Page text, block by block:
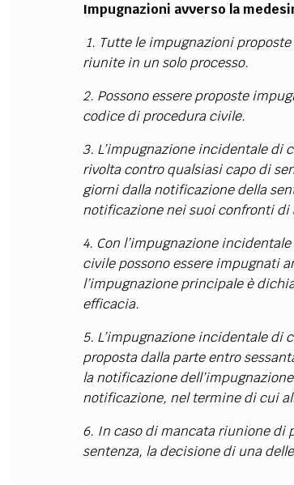
Impugnazioni avverso la
1. Tutte le impugnazioni
riunite in un solo processo.
2. Possono essere proposte
codice di procedura civile.
3. L’impugnazione incidentale di
rivolta contro qualsiasi capo di
giorni dalla notificazione della
notificazione nei suoi confronti di
4. Con l’impugnazione
civile possono essere impugnati
l’impugnazione principale è
efficacia.
5. L’impugnazione incidentale di
proposta dalla parte entro
la notificazione
notificazione, nel termine di cui
6. In caso di mancata riunione di
sentenza, la decisione di una